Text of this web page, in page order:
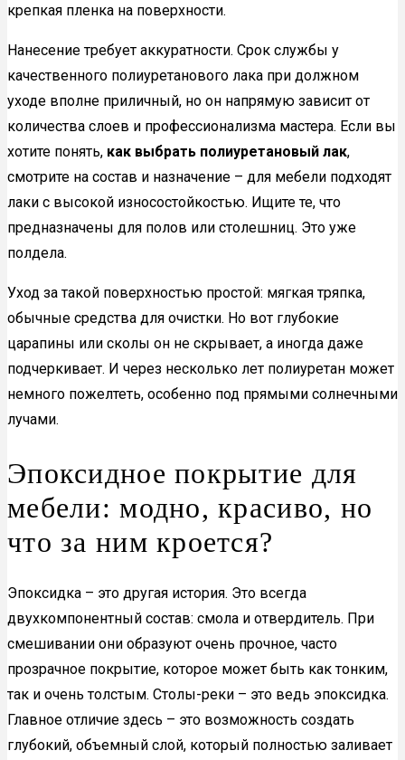
крепкая пленка на поверхности.
Нанесение требует аккуратности. Срок службы у
качественного полиуретанового лака при должном
уходе вполне приличный, но он напрямую зависит от
количества слоев и профессионализма мастера. Если вы
хотите понять, как выбрать полиуретановый лак,
смотрите на состав и назначение – для мебели подходят
лаки с высокой износостойкостью. Ищите те, что
предназначены для полов или столешниц. Это уже
полдела.
Уход за такой поверхностью простой: мягкая тряпка,
обычные средства для очистки. Но вот глубокие
царапины или сколы он не скрывает, а иногда даже
подчеркивает. И через несколько лет полиуретан может
немного пожелтеть, особенно под прямыми солнечными
лучами.
Эпоксидное покрытие для
мебели: модно, красиво, но
что за ним кроется?
Эпоксидка – это другая история. Это всегда
двухкомпонентный состав: смола и отвердитель. При
смешивании они образуют очень прочное, часто
прозрачное покрытие, которое может быть как тонким,
так и очень толстым. Столы-реки – это ведь эпоксидка.
Главное отличие здесь – это возможность создать
глубокий, объемный слой, который полностью заливает